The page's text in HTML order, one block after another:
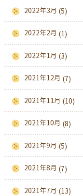
2022年3月 (5)
2022年2月 (1)
2022年1月 (3)
2021年12月 (7)
2021年11月 (10)
2021年10月 (8)
2021年9月 (5)
2021年8月 (7)
2021年7月 (13)